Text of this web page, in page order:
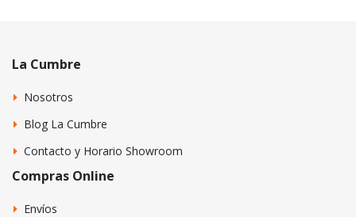
La Cumbre
Nosotros
Blog La Cumbre
Contacto y Horario Showroom
Compras Online
Envíos